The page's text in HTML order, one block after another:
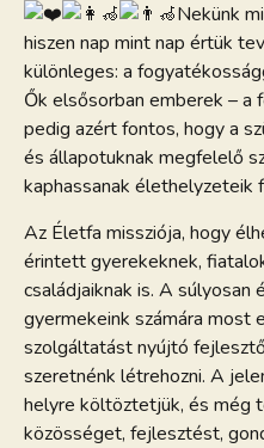
Nekünk
hiszen nap mint nap értük
különleges: a
Ők elsősorban emberek –
pedig azért fontos, hogy a
és állapotuknak megfelelő
kaphassanak élethelyzeteik
Az Életfa missziója, hogy
érintett gyerekeknek,
családjaiknak is. A súlyosan
gyermekeink számára most
szolgáltatást nyújtó
szeretnénk létrehozni. A
helyre költöztetjük, és még
közösséget, fejlesztést,